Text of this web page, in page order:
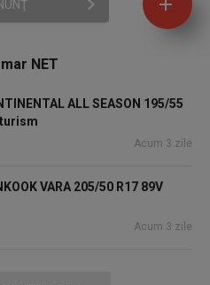
NET
ALL SEASON 195/55
Acum 3 zile
VARA 205/50 R17 89V
Acum 3 zile